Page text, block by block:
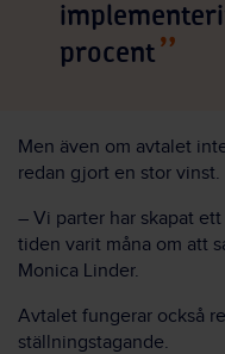
procent
Men även om avtalet
redan gjort en stor vinst.
– Vi parter har skapat
tiden varit måna om att
Monica Linder.
Avtalet fungerar också
ställningstagande.